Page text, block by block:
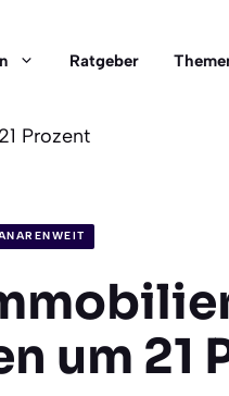
Ratgeber
Prozent
um 21